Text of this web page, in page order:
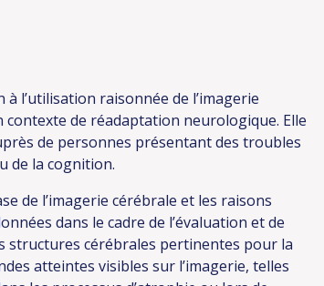
l’utilisation raisonnée de l’imagerie
de réadaptation neurologique. Elle
de personnes présentant des troubles
de la cognition.
de l’imagerie cérébrale et les raisons
dans le cadre de l’évaluation et de
structures cérébrales pertinentes pour la
atteintes visibles sur l’imagerie, telles